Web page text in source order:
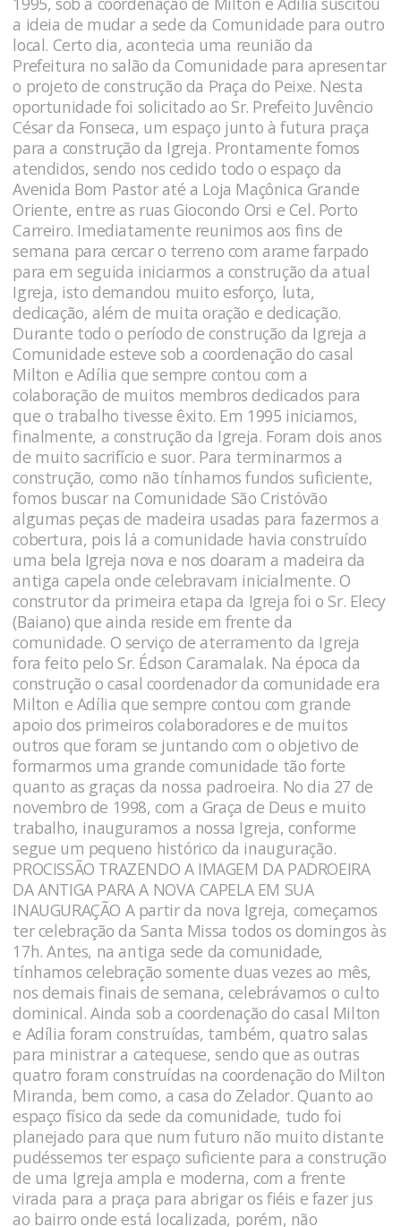
a ideia de mudar a sede da Comunidade para outro
local. Certo dia, acontecia uma reunião da
Prefeitura no salão da Comunidade para apresentar
o projeto de construção da Praça do Peixe. Nesta
oportunidade foi solicitado ao Sr. Prefeito Juvêncio
César da Fonseca, um espaço junto à futura praça
para a construção da Igreja. Prontamente fomos
atendidos, sendo nos cedido todo o espaço da
Avenida Bom Pastor até a Loja Maçônica Grande
Oriente, entre as ruas Giocondo Orsi e Cel. Porto
Carreiro. Imediatamente reunimos aos fins de
semana para cercar o terreno com arame farpado
para em seguida iniciarmos a construção da atual
Igreja, isto demandou muito esforço, luta,
dedicação, além de muita oração e dedicação.
Durante todo o período de construção da Igreja a
Comunidade esteve sob a coordenação do casal
Milton e Adília que sempre contou com a
colaboração de muitos membros dedicados para
que o trabalho tivesse êxito. Em 1995 iniciamos,
finalmente, a construção da Igreja. Foram dois anos
de muito sacrifício e suor. Para terminarmos a
construção, como não tínhamos fundos suficiente,
fomos buscar na Comunidade São Cristóvão
algumas peças de madeira usadas para fazermos a
cobertura, pois lá a comunidade havia construído
uma bela Igreja nova e nos doaram a madeira da
antiga capela onde celebravam inicialmente. O
construtor da primeira etapa da Igreja foi o Sr. Elecy
(Baiano) que ainda reside em frente da
comunidade. O serviço de aterramento da Igreja
fora feito pelo Sr. Édson Caramalak. Na época da
construção o casal coordenador da comunidade era
Milton e Adília que sempre contou com grande
apoio dos primeiros colaboradores e de muitos
outros que foram se juntando com o objetivo de
formarmos uma grande comunidade tão forte
quanto as graças da nossa padroeira. No dia 27 de
novembro de 1998, com a Graça de Deus e muito
trabalho, inauguramos a nossa Igreja, conforme
segue um pequeno histórico da inauguração.
PROCISSÃO TRAZENDO A IMAGEM DA PADROEIRA
DA ANTIGA PARA A NOVA CAPELA EM SUA
INAUGURAÇÃO A partir da nova Igreja, começamos
ter celebração da Santa Missa todos os domingos às
17h. Antes, na antiga sede da comunidade,
tínhamos celebração somente duas vezes ao mês,
nos demais finais de semana, celebrávamos o culto
dominical. Ainda sob a coordenação do casal Milton
e Adília foram construídas, também, quatro salas
para ministrar a catequese, sendo que as outras
quatro foram construídas na coordenação do Milton
Miranda, bem como, a casa do Zelador. Quanto ao
espaço físico da sede da comunidade, tudo foi
planejado para que num futuro não muito distante
pudéssemos ter espaço suficiente para a construção
de uma Igreja ampla e moderna, com a frente
virada para a praça para abrigar os fiéis e fazer jus
ao bairro onde está localizada, porém, não